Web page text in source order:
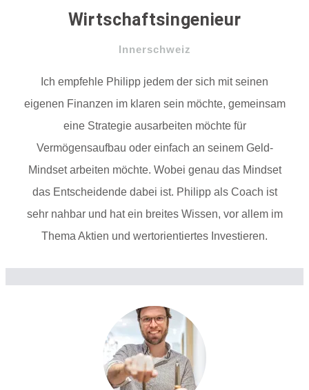
Wirtschaftsingenieur
Innerschweiz
Ich empfehle Philipp jedem der sich mit seinen
eigenen Finanzen im klaren sein möchte, gemeinsam
eine Strategie ausarbeiten möchte für
Vermögensaufbau oder einfach an seinem Geld-
Mindset arbeiten möchte. Wobei genau das Mindset
das Entscheidende dabei ist. Philipp als Coach ist
sehr nahbar und hat ein breites Wissen, vor allem im
Thema Aktien und wertorientiertes Investieren.